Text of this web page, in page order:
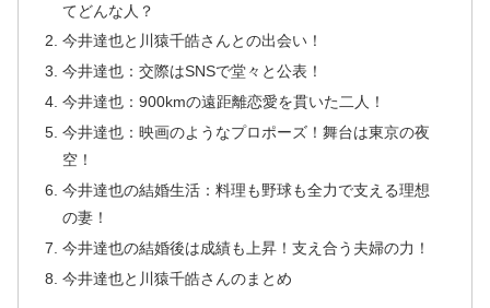
てどんな人？
今井達也と川猿千皓さんとの出会い！
今井達也：交際はSNSで堂々と公表！
今井達也：900kmの遠距離恋愛を貫いた二人！
今井達也：映画のようなプロポーズ！舞台は東京の夜
空！
今井達也の結婚生活：料理も野球も全力で支える理想
の妻！
今井達也の結婚後は成績も上昇！支え合う夫婦の力！
今井達也と川猿千皓さんのまとめ